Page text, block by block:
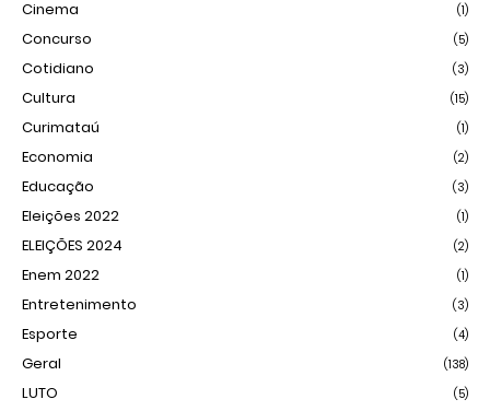
Cinema (1)
Concurso (5)
Cotidiano (3)
Cultura (15)
Curimataú (1)
Economia (2)
Educação (3)
Eleições 2022 (1)
ELEIÇÕES 2024 (2)
Enem 2022 (1)
Entretenimento (3)
Esporte (4)
Geral (138)
LUTO (5)